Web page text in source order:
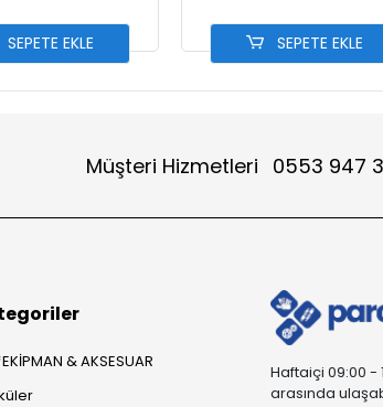
SEPETE EKLE SEPETE EKLE
Müşteri Hizmetleri 0553 947
& AKSESUAR
Haftaiçi 09:00 -
arasında